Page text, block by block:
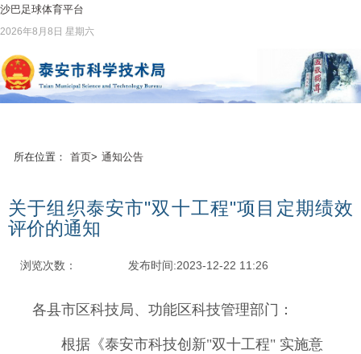
沙巴足球体育平台
2026年8月8日 星期六
所在位置： 首页> 通知公告
关于组织泰安市"双十工程"项目定期绩效
评价的通知
浏览次数： 发布时间:2023-12-22 11:26
各县市区科技局、功能区科技管理部门：
根据《泰安市科技创新"双十工程" 实施意